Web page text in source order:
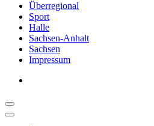
Überregional
Sport
Halle
Sachsen-Anhalt
Sachsen
Impressum